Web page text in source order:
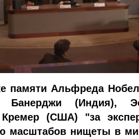
памяти Альфреда
Банерджи (Индия),
(США) "за
масштабов нищеты в